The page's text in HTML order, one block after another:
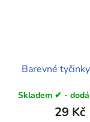
Barevné
Skladem ✔ -
29 Kč